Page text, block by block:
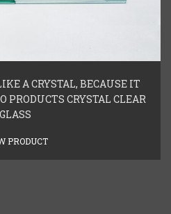
A CRYSTAL, BECAUSE IT
PRODUCTS CRYSTAL CLEAR
GLASS
PRODUCT